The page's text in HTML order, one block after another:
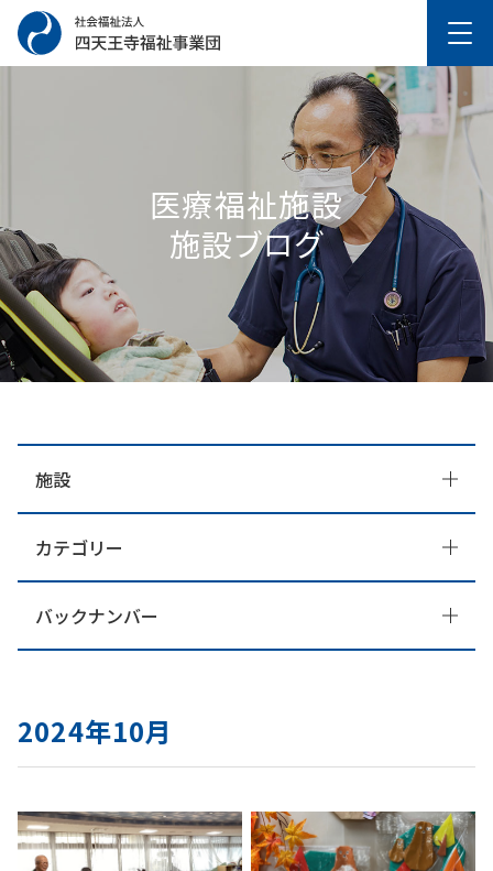
医療福祉施設
施設ブログ
2024年10月
施設
カテゴリー
バックナンバー